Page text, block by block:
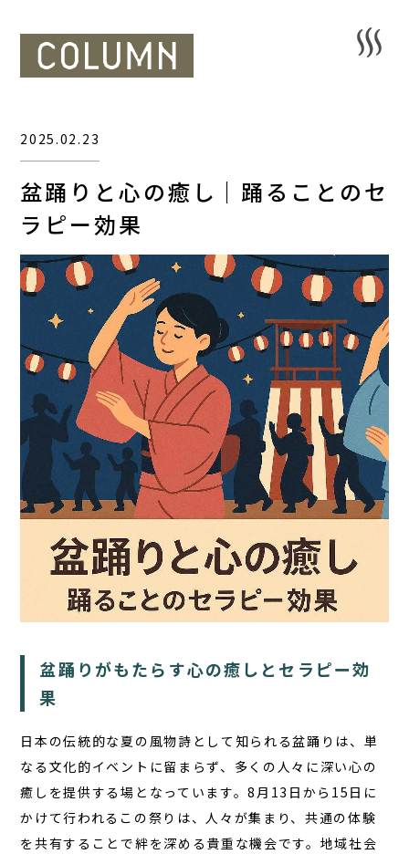
TOP
サウナ
宿泊
食事
１日の過ごし方
コラム
お知らせ
お問い合わせ
盆踊りと心の癒し｜踊ることのセ
ラピー効果
2025.02.23
盆踊りがもたらす心の癒しとセラピー効
果
日本の伝統的な夏の風物詩として知られる盆踊りは、単
なる文化的イベントに留まらず、多くの人々に深い心の
癒しを提供する場となっています。8月13日から15日に
かけて行われるこの祭りは、人々が集まり、共通の体験
を共有することで絆を深める貴重な機会です。地域社会